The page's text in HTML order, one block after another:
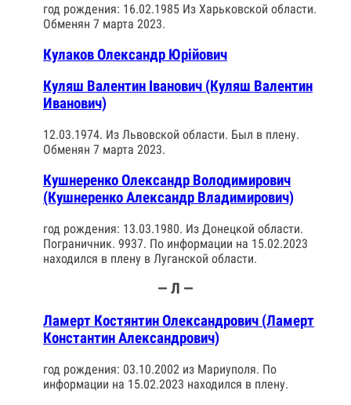
год рождения: 16.02.1985 Из Харьковской области.
Обменян 7 марта 2023.
Кулаков Олександр Юрійович
Куляш Валентин Іванович (Куляш Валентин
Иванович)
12.03.1974. Из Львовской области. Был в плену.
Обменян 7 марта 2023.
Кушнеренко Олександр Володимирович
(Кушнеренко Александр Владимирович)
год рождения: 13.03.1980. Из Донецкой области.
Пограничник. 9937. По информации на 15.02.2023
находился в плену в Луганской области.
— Л —
Ламерт Костянтин Олександрович (Ламерт
Константин Александрович)
год рождения: 03.10.2002 из Мариуполя. По
информации на 15.02.2023 находился в плену.